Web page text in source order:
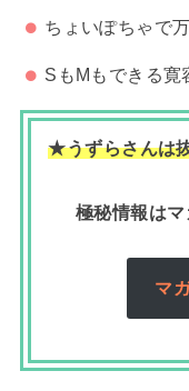
ちょいぽちゃで
SもMもできる寛
★うずらさんは
極秘情報はマ
マ